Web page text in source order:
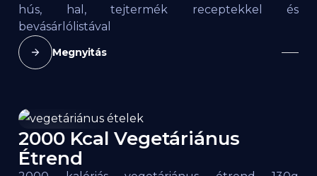
hús, hal, tejtermék receptekkel és
bevásárlólistával
Megnyitás
2000 kcal
2000 Kcal Vegetáriánus
Étrend